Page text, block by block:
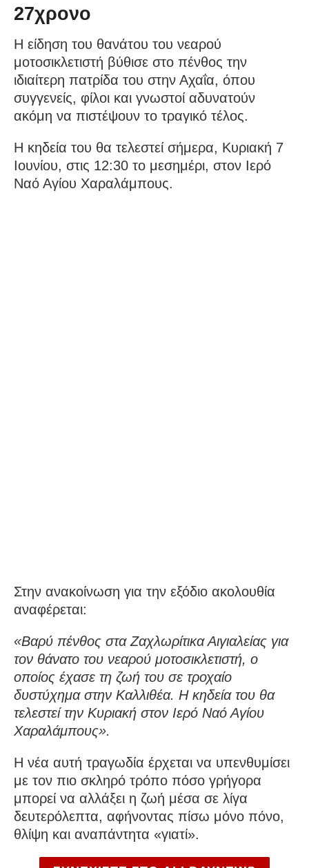
27χρονο
Η είδηση του θανάτου του νεαρού
μοτοσικλετιστή βύθισε στο πένθος την
ιδιαίτερη πατρίδα του στην Αχαΐα, όπου
συγγενείς, φίλοι και γνωστοί αδυνατούν
ακόμη να πιστέψουν το τραγικό τέλος.
Η κηδεία του θα τελεστεί σήμερα, Κυριακή 7
Ιουνίου, στις 12:30 το μεσημέρι, στον Ιερό
Ναό Αγίου Χαραλάμπους.
Στην ανακοίνωση για την εξόδιο ακολουθία
αναφέρεται:
«Βαρύ πένθος στα Ζαχλωρίτικα Αιγιαλείας για
τον θάνατο του νεαρού μοτοσικλετιστή, ο
οποίος έχασε τη ζωή του σε τροχαίο
δυστύχημα στην Καλλιθέα. Η κηδεία του θα
τελεστεί την Κυριακή στον Ιερό Ναό Αγίου
Χαραλάμπους».
Η νέα αυτή τραγωδία έρχεται να υπενθυμίσει
με τον πιο σκληρό τρόπο πόσο γρήγορα
μπορεί να αλλάξει η ζωή μέσα σε λίγα
δευτερόλεπτα, αφήνοντας πίσω μόνο πόνο,
θλίψη και αναπάντητα «γιατί».